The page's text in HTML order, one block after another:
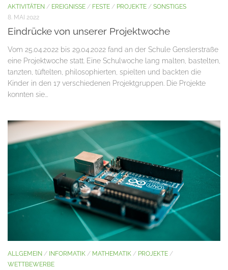
AKTIVITÄTEN / EREIGNISSE / FESTE / PROJEKTE / SONSTIGES
8. MAI 2022
Eindrücke von unserer Projektwoche
Vom 25.04.2022 bis 29.04.2022 fand an der Schule Genslerstraße
eine Projektwoche statt. Eine Schulwoche lang malten, bastelten,
tanzten, tüftelten, philosophierten, spielten und backten die
Kinder in den 17 verschiedenen Projektgruppen. Die Projekte
konnten sie...
ALLGEMEIN / INFORMATIK / MATHEMATIK / PROJEKTE /
WETTBEWERBE